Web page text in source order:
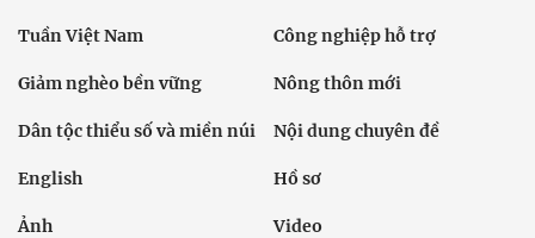
Tuần Việt Nam Công nghiệp hỗ trợ
Giảm nghèo bền vững Nông thôn mới
Dân tộc thiểu số và miền núi Nội dung chuyên đề
English Hồ sơ
Ảnh Video